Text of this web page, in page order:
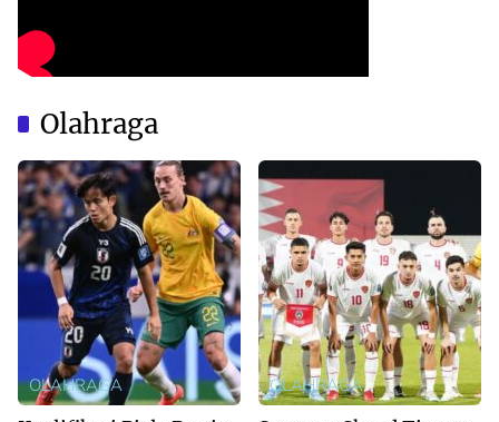
Olahraga
OLAHRAGA OLAHRAGA